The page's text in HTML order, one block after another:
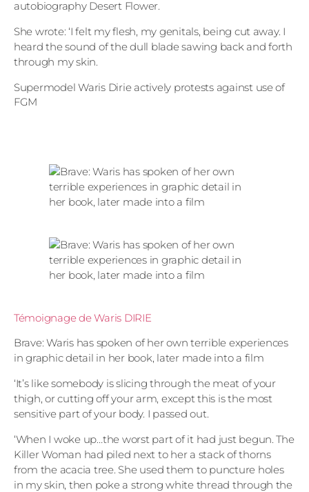
autobiography Desert Flower.
She wrote: ‘I felt my flesh, my genitals, being cut away. I
heard the sound of the dull blade sawing back and forth
through my skin.
Supermodel Waris Dirie actively protests against use of
FGM
Témoignage de Waris DIRIE
Brave: Waris has spoken of her own terrible experiences
in graphic detail in her book, later made into a film
‘It’s like somebody is slicing through the meat of your
thigh, or cutting off your arm, except this is the most
sensitive part of your body. I passed out.
‘When I woke up…the worst part of it had just begun. The
Killer Woman had piled next to her a stack of thorns
from the acacia tree. She used them to puncture holes
in my skin, then poke a strong white thread through the